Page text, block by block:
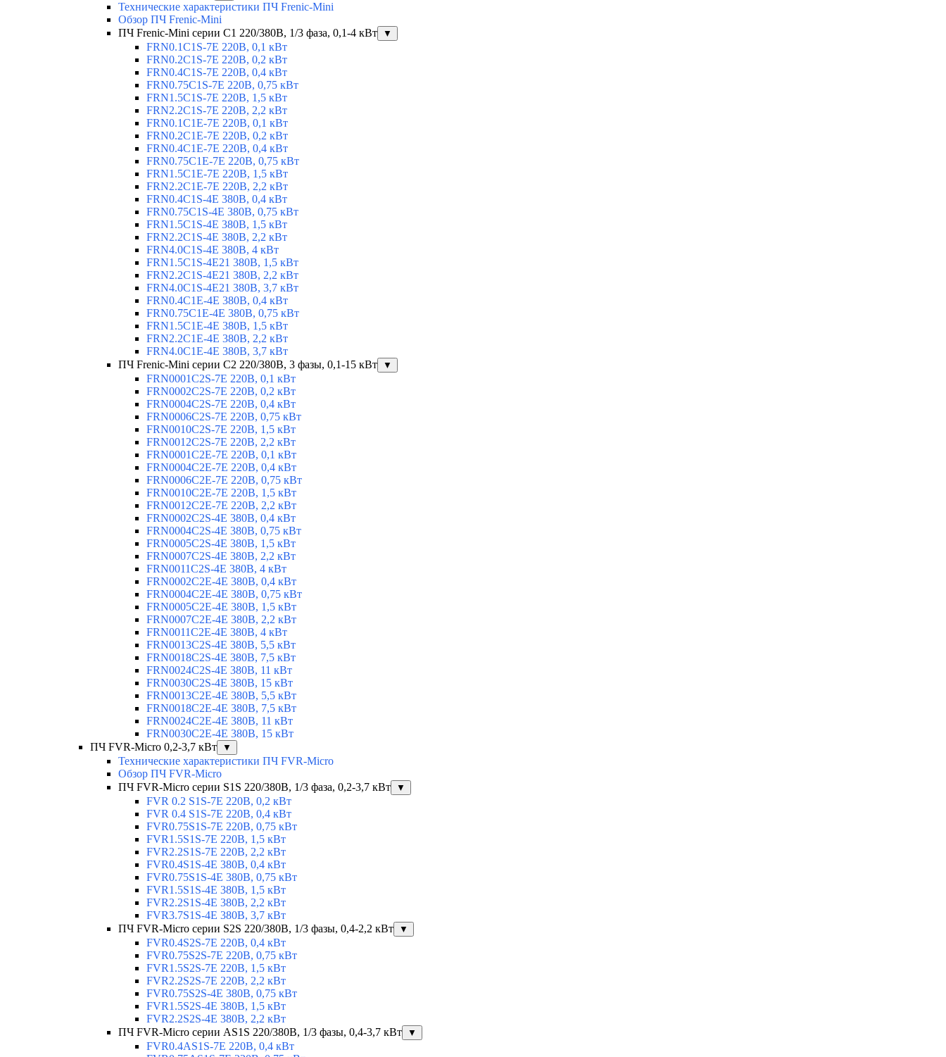
Технические характеристики ПЧ Frenic-Mini
Обзор ПЧ Frenic-Mini
ПЧ Frenic-Mini серии C1 220/380В, 1/3 фаза, 0,1-4 кВт
▼
FRN0.1C1S-7E 220В, 0,1 кВт
FRN0.2C1S-7E 220В, 0,2 кВт
FRN0.4C1S-7E 220В, 0,4 кВт
FRN0.75C1S-7E 220В, 0,75 кВт
FRN1.5C1S-7E 220В, 1,5 кВт
FRN2.2C1S-7E 220В, 2,2 кВт
FRN0.1C1E-7E 220В, 0,1 кВт
FRN0.2C1E-7E 220В, 0,2 кВт
FRN0.4C1E-7E 220В, 0,4 кВт
FRN0.75C1E-7E 220В, 0,75 кВт
FRN1.5C1E-7E 220В, 1,5 кВт
FRN2.2C1E-7E 220В, 2,2 кВт
FRN0.4C1S-4E 380В, 0,4 кВт
FRN0.75C1S-4E 380В, 0,75 кВт
FRN1.5C1S-4E 380В, 1,5 кВт
FRN2.2C1S-4E 380В, 2,2 кВт
FRN4.0C1S-4E 380В, 4 кВт
FRN1.5C1S-4E21 380В, 1,5 кВт
FRN2.2C1S-4E21 380В, 2,2 кВт
FRN4.0C1S-4E21 380В, 3,7 кВт
FRN0.4C1E-4E 380В, 0,4 кВт
FRN0.75C1E-4E 380В, 0,75 кВт
FRN1.5C1E-4E 380В, 1,5 кВт
FRN2.2C1E-4E 380В, 2,2 кВт
FRN4.0C1E-4E 380В, 3,7 кВт
ПЧ Frenic-Mini серии С2 220/380В, 3 фазы, 0,1-15 кВт
▼
FRN0001C2S-7E 220В, 0,1 кВт
FRN0002C2S-7E 220В, 0,2 кВт
FRN0004C2S-7E 220В, 0,4 кВт
FRN0006C2S-7E 220В, 0,75 кВт
FRN0010C2S-7E 220В, 1,5 кВт
FRN0012C2S-7E 220В, 2,2 кВт
FRN0001C2E-7E 220В, 0,1 кВт
FRN0004C2E-7E 220В, 0,4 кВт
FRN0006C2E-7E 220В, 0,75 кВт
FRN0010C2E-7E 220В, 1,5 кВт
FRN0012C2E-7E 220В, 2,2 кВт
FRN0002C2S-4E 380В, 0,4 кВт
FRN0004C2S-4E 380В, 0,75 кВт
FRN0005C2S-4E 380В, 1,5 кВт
FRN0007C2S-4E 380В, 2,2 кВт
FRN0011C2S-4E 380В, 4 кВт
FRN0002C2E-4E 380В, 0,4 кВт
FRN0004C2E-4E 380В, 0,75 кВт
FRN0005C2E-4E 380В, 1,5 кВт
FRN0007C2E-4E 380В, 2,2 кВт
FRN0011C2E-4E 380В, 4 кВт
FRN0013C2S-4E 380В, 5,5 кВт
FRN0018C2S-4E 380В, 7,5 кВт
FRN0024C2S-4E 380В, 11 кВт
FRN0030C2S-4E 380В, 15 кВт
FRN0013C2E-4E 380В, 5,5 кВт
FRN0018C2E-4E 380В, 7,5 кВт
FRN0024C2E-4E 380В, 11 кВт
FRN0030C2E-4E 380В, 15 кВт
ПЧ FVR-Micro 0,2-3,7 кВт
▼
Технические характеристики ПЧ FVR-Micro
Обзор ПЧ FVR-Micro
ПЧ FVR-Micro серии S1S 220/380В, 1/3 фаза, 0,2-3,7 кВт
▼
FVR 0.2 S1S-7E 220В, 0,2 кВт
FVR 0.4 S1S-7E 220В, 0,4 кВт
FVR0.75S1S-7E 220В, 0,75 кВт
FVR1.5S1S-7E 220В, 1,5 кВт
FVR2.2S1S-7E 220В, 2,2 кВт
FVR0.4S1S-4E 380В, 0,4 кВт
FVR0.75S1S-4E 380В, 0,75 кВт
FVR1.5S1S-4E 380В, 1,5 кВт
FVR2.2S1S-4E 380В, 2,2 кВт
FVR3.7S1S-4E 380В, 3,7 кВт
ПЧ FVR-Micro серии S2S 220/380В, 1/3 фазы, 0,4-2,2 кВт
▼
FVR0.4S2S-7E 220В, 0,4 кВт
FVR0.75S2S-7E 220В, 0,75 кВт
FVR1.5S2S-7E 220В, 1,5 кВт
FVR2.2S2S-7E 220В, 2,2 кВт
FVR0.75S2S-4E 380В, 0,75 кВт
FVR1.5S2S-4E 380В, 1,5 кВт
FVR2.2S2S-4E 380В, 2,2 кВт
ПЧ FVR-Micro серии AS1S 220/380В, 1/3 фазы, 0,4-3,7 кВт
▼
FVR0.4AS1S-7E 220В, 0,4 кВт